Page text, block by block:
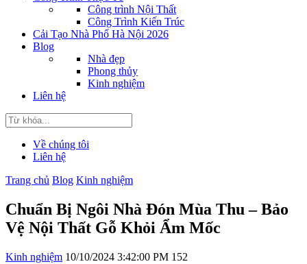
Công trình Nội Thất
Công Trình Kiến Trúc
Cải Tạo Nhà Phố Hà Nội 2026
Blog
Nhà đẹp
Phong thủy
Kinh nghiệm
Liên hệ
Về chúng tôi
Liên hệ
Trang chủ Blog Kinh nghiệm
Chuẩn Bị Ngôi Nhà Đón Mùa Thu – Bảo
Vệ Nội Thất Gỗ Khỏi Ẩm Mốc
Kinh nghiệm 10/10/2024 3:42:00 PM 152